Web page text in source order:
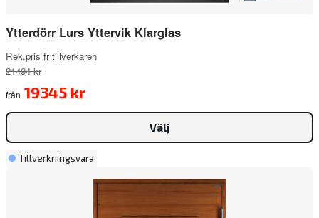
Ytterdörr Lurs Yttervik Klarglas
Rek.pris fr tillverkaren
21494 kr
från 19345 kr
Välj
Tillverkningsvara